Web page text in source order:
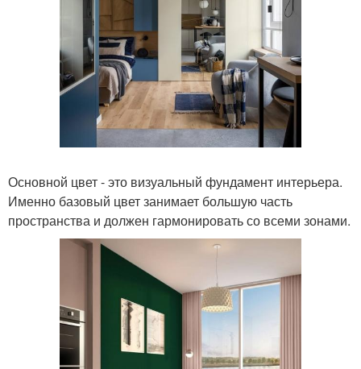
Основной цвет - это визуальный фундамент интерьера.
Именно базовый цвет занимает большую часть
пространства и должен гармонировать со всеми зонами.